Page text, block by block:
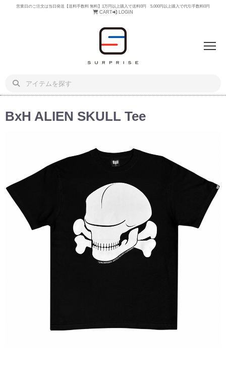
営業日のご注文は当日発送【送料手数料 無料】1万円以上購入で送料0円 5,000円以上購入で代引手数料0円
CART LOGIN
BxH ALIEN SKULL Tee